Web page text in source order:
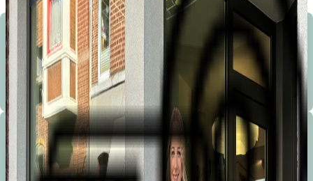
Bienvenue à la Marionnette !
Les conseils avisés, la sympathie, le service, la disponibilité, le service après vente et le choix sont les
mots d’ordre de notre boutique.
Bienvenue à la Marionnette !
Les conseils avisés, la sympathie, le service, la disponibilité, le service après vente et le choix sont les